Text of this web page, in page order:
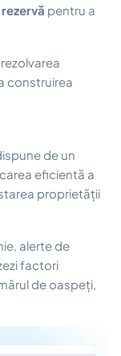
pentru a
construirea
de un
eficientă a
proprietății
alerte de
factori
de oaspeți,